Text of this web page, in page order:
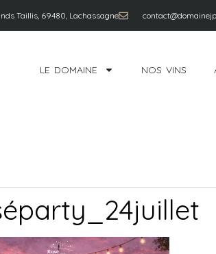
Taillis, 69480, Lachassagne
LE DOMAINE NOS VINS